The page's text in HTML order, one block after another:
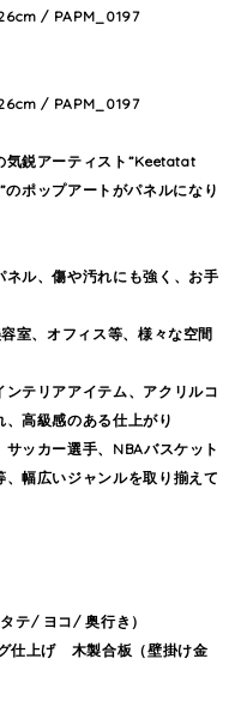
/ PAPM_0197
/ PAPM_0197
気鋭アーティスト”Keetatat
ポップアートがパネルになり
ネル、傷や汚れにも強く、お手
室、オフィス等、様々な空間
ンテリアアイテム、アクリルコ
高級感のある仕上がり
ッカー選手、NBAバスケット
幅広いジャンルを取り揃えて
/ ヨコ/ 奥行き）
仕上げ 木製合板（壁掛け金